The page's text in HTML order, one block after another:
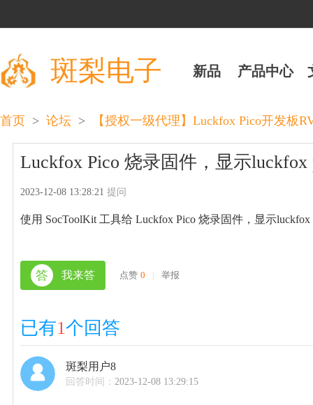
斑梨电子 新品 产品中心
首页 > 论坛 > 【授权一级代理】Luckfox Pico开发板
Luckfox Pico 烧录固件，显示
2023-12-08 13:28:21提问
使用 SocToolKit 工具给 Luckfox Pico 烧录固件，显示luckfox
答 我来答 点赞 0 | 举报
已有1个回答
斑梨用户8
回答时间：2023-12-08 13:29:15